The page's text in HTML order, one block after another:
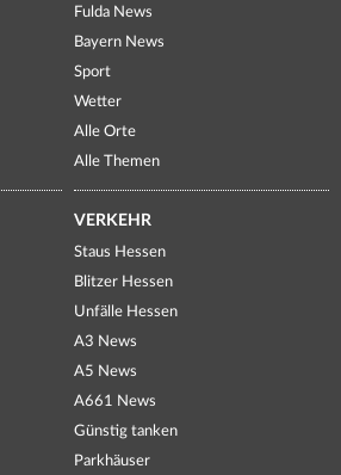
Fulda News
Bayern News
Sport
Wetter
Alle Orte
Alle Themen
VERKEHR
Staus Hessen
Blitzer Hessen
Unfälle Hessen
A3 News
A5 News
A661 News
Günstig tanken
Parkhäuser